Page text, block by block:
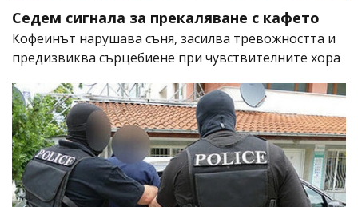
Седем сигнала за прекаляване с кафето
Кофеинът нарушава съня, засилва тревожността и
предизвиква сърцебиене при чувствителните хора